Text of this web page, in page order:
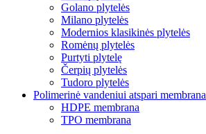
Golano plytelės
Milano plytelės
Modernios klasikinės plytelės
Romėnų plytelės
Purtyti plytelę
Čerpių plytelės
Tudoro plytelės
Polimerinė vandeniui atspari membrana
HDPE membrana
TPO membrana